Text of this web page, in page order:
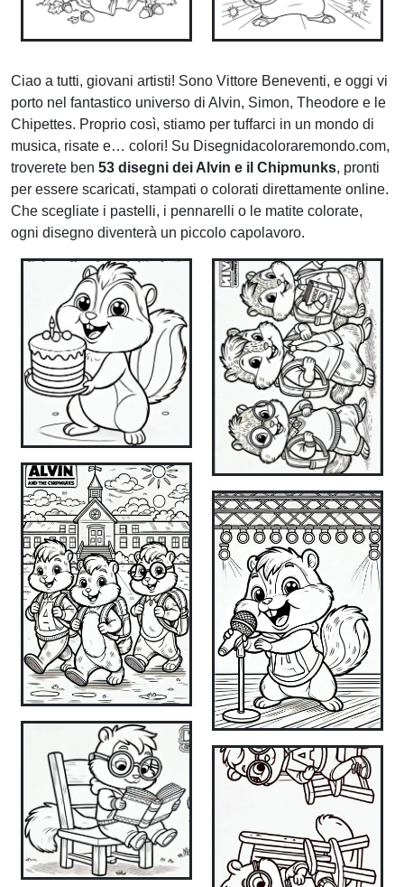
Ciao a tutti, giovani artisti! Sono Vittore Beneventi, e oggi vi
porto nel fantastico universo di Alvin, Simon, Theodore e le
Chipettes. Proprio così, stiamo per tuffarci in un mondo di
musica, risate e… colori! Su Disegnidacoloraremondo.com,
troverete ben 53 disegni dei Alvin e il Chipmunks, pronti
per essere scaricati, stampati o colorati direttamente online.
Che scegliate i pastelli, i pennarelli o le matite colorate,
ogni disegno diventerà un piccolo capolavoro.